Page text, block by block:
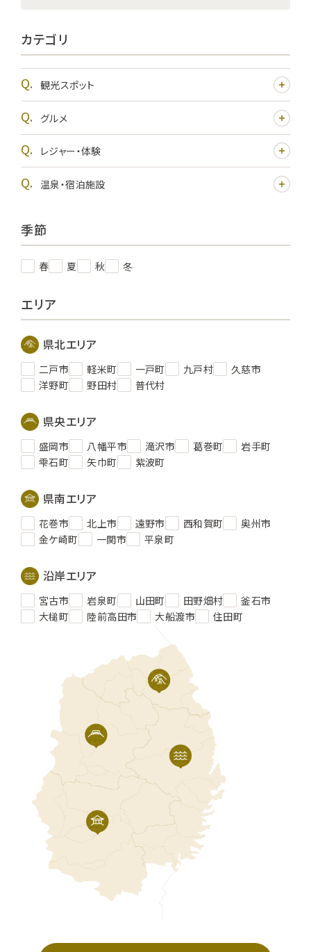
カテゴリ
観光スポット
グルメ
レジャー・体験
温泉・宿泊施設
季節
春 夏 秋 冬
エリア
県北エリア
二戸市 軽米町 一戸町 九戸村
久慈市
洋野町
野田村 普代村
県央エリア
盛岡市 八幡平市 滝沢市 葛巻町
岩手町
雫石町
矢巾町 紫波町
県南エリア
花巻市 北上市 遠野市 西和賀町
奥州市
金ケ崎町
一関市 平泉町
沿岸エリア
宮古市 岩泉町 山田町 田野畑村
釜石市
大槌町
陸前高田市 大船渡市 住田町